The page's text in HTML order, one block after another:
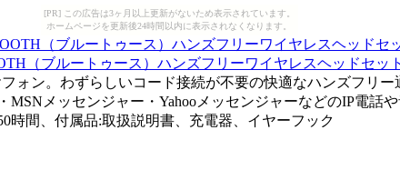
[PR] この広告は3ヶ月以上更新がないため表示されています。
ホームページを更新後24時間以内に表示されなくなります。
（ブルートゥース）ハンズフリーワイヤレスヘッドセッ
ォン。わずらしいコード接続が不要の快適なハンズフリ
メッセンジャー・YahooメッセンジャーなどのIP電話
時間、付属品:取扱説明書、充電器、イヤーフック